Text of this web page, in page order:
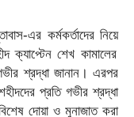
এর কর্মকর্তাদেরনিয়ে
ক্যাপ্টেন শেখ কামালের
শ্রদ্ধা জানান। এরপর
প্রতি গভীর শ্রদ্ধা
দোয়া ও মুনাজাত করা